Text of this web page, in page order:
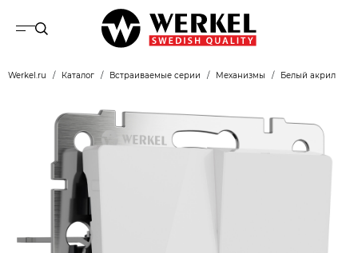
Werkel.ru Каталог Встраиваемые серии Механизмы Белый акрил